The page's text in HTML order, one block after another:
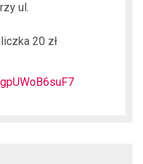
ul.
20 zł